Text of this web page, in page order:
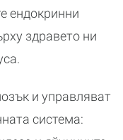
ендокринни
здравето ни
и управляват
система: